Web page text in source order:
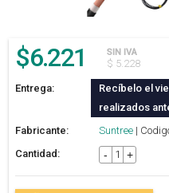
$6.221 SIN IVA
$ 5.228
Entrega:
Recíbelo el
realizados
Fabricante:
Suntree |
Cantidad:
- +